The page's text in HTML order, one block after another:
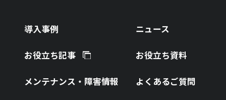
導入事例 ニュース
お役立ち記事 お役立ち資料
メンテナンス・障害情報 よくあるご質問